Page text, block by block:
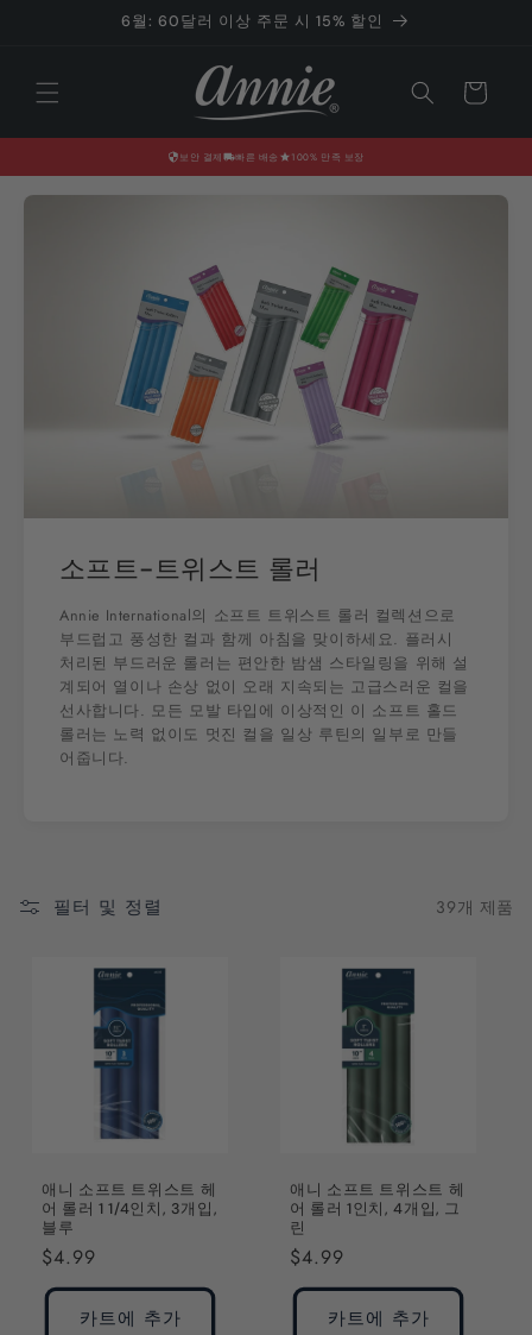
6월: 60달러 이상 주문 시 15% 할인
트
보안 결제 빠른 배송 100% 만족 보장
소프트-트위스트 롤러
Annie International의 소프트 트위스트 롤러 컬렉션으로
부드럽고 풍성한 컬과 함께 아침을 맞이하세요. 플러시
처리된 부드러운 롤러는 편안한 밤샘 스타일링을 위해 설
계되어 열이나 손상 없이 오래 지속되는 고급스러운 컬을
선사합니다. 모든 모발 타입에 이상적인 이 소프트 홀드
롤러는 노력 없이도 멋진 컬을 일상 루틴의 일부로 만들
어줍니다.
필터 및 정렬 39개 제품
애니 소프트 트위스트 헤
어 롤러 1 1/4인치, 3개입,
블루
정
가
$4.99
카트에 추가
애니 소프트 트위스트 헤
어 롤러 1인치, 4개입, 그
린
정
가
$4.99
카트에 추가